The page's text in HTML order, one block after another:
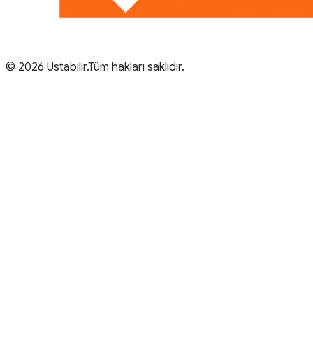
© 2026 Ustabilir.Tüm hakları saklıdır.